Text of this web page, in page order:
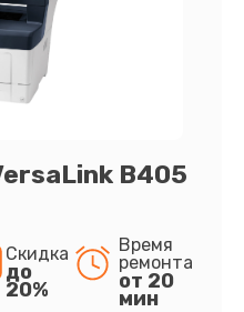
B405
Скидка
до
20%
Время
ремонта
от 20
мин